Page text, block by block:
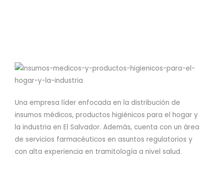
Una empresa líder enfocada en la distribución de
insumos médicos, productos higiénicos para el hogar y
la industria en El Salvador. Además, cuenta con un área
de servicios farmacéuticos en asuntos regulatorios y
con alta experiencia en tramitología a nivel salud.